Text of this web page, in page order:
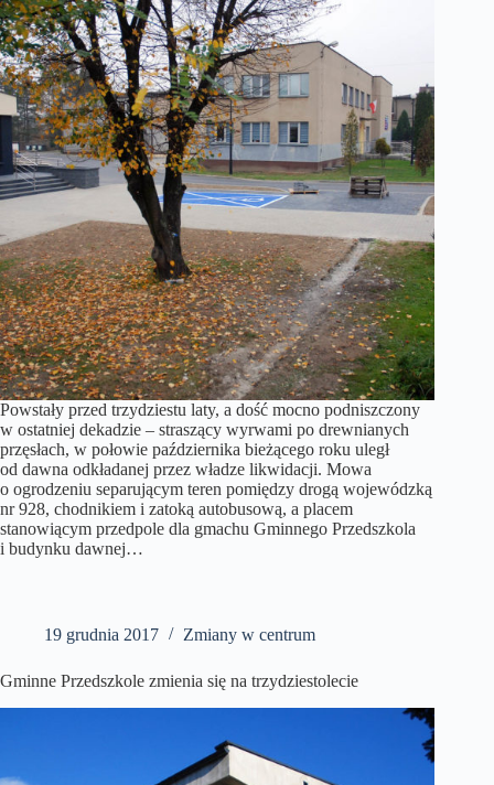
Powstały przed trzydziestu laty, a dość mocno podniszczony
w ostatniej dekadzie – straszący wyrwami po drewnianych
przęsłach, w połowie października bieżącego roku uległ
od dawna odkładanej przez władze likwidacji. Mowa
o ogrodzeniu separującym teren pomiędzy drogą wojewódzką
nr 928, chodnikiem i zatoką autobusową, a placem
stanowiącym przedpole dla gmachu Gminnego Przedszkola
i budynku dawnej…
19 grudnia 2017 Zmiany w centrum
Gminne Przedszkole zmienia się na trzydziestolecie